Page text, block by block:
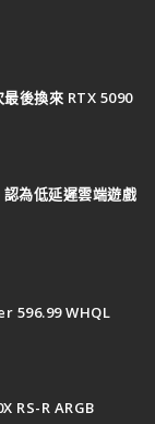
後換來 RTX 5090
為低延遲雲端遊戲
596.99 WHQL
RS-R ARGB